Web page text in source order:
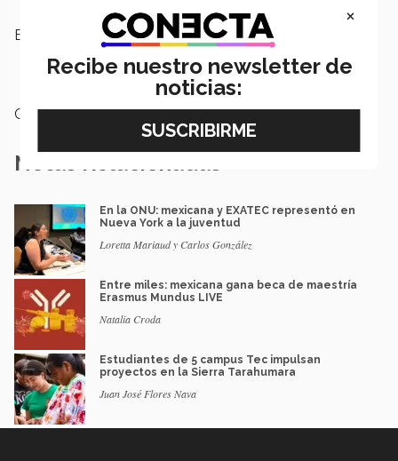
Etiquetas: Internacionalización,
Internacionales,
académico
Categoría: Educación
Notas Relacionadas
En la ONU: mexicana y EXATEC representó en
Nueva York a la juventud
Loretta Mariaud y Carlos González
Entre miles: mexicana gana beca de maestría
Erasmus Mundus LIVE
Natalia Croda
Estudiantes de 5 campus Tec impulsan
proyectos en la Sierra Tarahumara
Juan José Flores Nava
×
Recibe nuestro newsletter de
noticias: